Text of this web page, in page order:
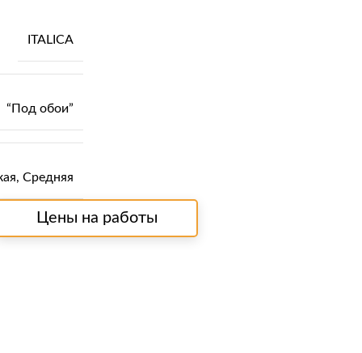
ITALICA
“Под обои”
, Средняя
Цены на работы